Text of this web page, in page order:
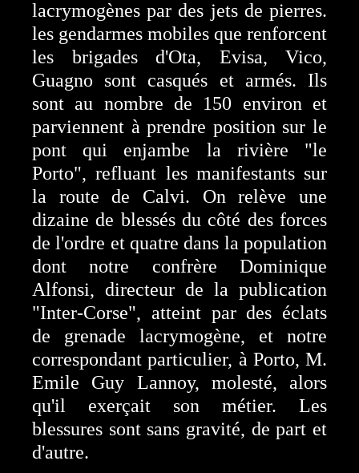
lacrymogènes par des jets de pierres.
les gendarmes mobiles que renforcent
les brigades d'Ota, Evisa, Vico,
Guagno sont casqués et armés. Ils
sont au nombre de 150 environ et
parviennent à prendre position sur le
pont qui enjambe la rivière "le
Porto", refluant les manifestants sur
la route de Calvi. On relève une
dizaine de blessés du côté des forces
de l'ordre et quatre dans la population
dont notre confrère Dominique
Alfonsi, directeur de la publication
"Inter-Corse", atteint par des éclats
de grenade lacrymogène, et notre
correspondant particulier, à Porto, M.
Emile Guy Lannoy, molesté, alors
qu'il exerçait son métier. Les
blessures sont sans gravité, de part et
d'autre.